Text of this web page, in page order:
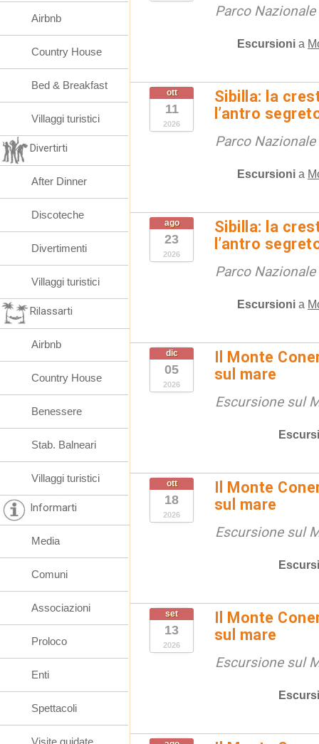
Parco
Escursioni a
ott
11
2026
Sibilla: la
l’antro
Parco
Escursioni a
ago
23
2026
Sibilla: la
l’antro
Parco
Escursioni a
dic
05
2026
Il Monte
sul mare
Escursione sul
ott
18
2026
Il Monte
sul mare
Escursione sul
set
13
2026
Il Monte
sul mare
Escursione sul
Airbnb
Country House
Bed & Breakfast
Villaggi turistici
Divertirti
After Dinner
Discoteche
Divertimenti
Villaggi turistici
Rilassarti
Airbnb
Country House
Benessere
Stab. Balneari
Villaggi turistici
Informarti
Media
Comuni
Associazioni
Proloco
Enti
Spettacoli
Visite guidate